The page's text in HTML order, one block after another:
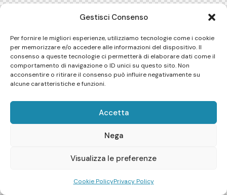
Gestisci Consenso
Per fornire le migliori esperienze, utilizziamo tecnologie come i cookie
per memorizzare e/o accedere alle informazioni del dispositivo. Il
consenso a queste tecnologie ci permetterà di elaborare dati come il
comportamento di navigazione o ID unici su questo sito. Non
acconsentire o ritirare il consenso può influire negativamente su
alcune caratteristiche e funzioni.
Accetta
Nega
Visualizza le preferenze
Cookie PolicyPrivacy Policy